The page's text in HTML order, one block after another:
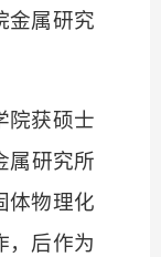
金属研究
院获硕士
属研究所
体物理化
，后作为